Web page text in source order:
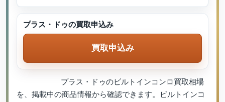
プラス・ドゥのビルトインコンロ買取相場
を、掲載中の商品情報から確認できます。ビルトインコ
プラス・ドゥの買取申込み
買取申込み